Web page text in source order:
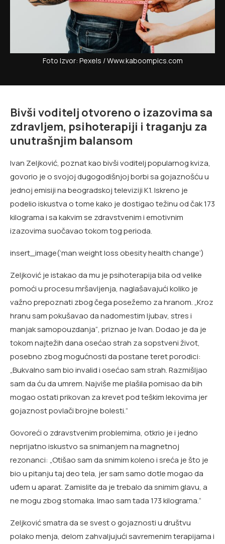
Foto Izvor: Pexels / Www.kaboompics.com
Bivši voditelj otvoreno o izazovima sa
zdravljem, psihoterapiji i traganju za
unutrašnjim balansom
Ivan Zeljković, poznat kao bivši voditelj popularnog kviza,
govorio je o svojoj dugogodišnjoj borbi sa gojaznošću u
jednoj emisiji na beogradskoj televiziji K1. Iskreno je
podelio iskustva o tome kako je dostigao težinu od čak 173
kilograma i sa kakvim se zdravstvenim i emotivnim
izazovima suočavao tokom tog perioda.
insert_image(‘man weight loss obesity health change’)
Zeljković je istakao da mu je psihoterapija bila od velike
pomoći u procesu mršavljenja, naglašavajući koliko je
važno prepoznati zbog čega posežemo za hranom. „Kroz
hranu sam pokušavao da nadomestim ljubav, stres i
manjak samopouzdanja“, priznao je Ivan. Dodao je da je
tokom najtežih dana osećao strah za sopstveni život,
posebno zbog mogućnosti da postane teret porodici:
„Bukvalno sam bio invalid i osećao sam strah. Razmišljao
sam da ću da umrem. Najviše me plašila pomisao da bih
mogao ostati prikovan za krevet pod teškim lekovima jer
gojaznost povlači brojne bolesti.“
Govoreći o zdravstvenim problemima, otkrio je i jedno
neprijatno iskustvo sa snimanjem na magnetnoj
rezonanci: „Otišao sam da snimim koleno i sreća je što je
bio u pitanju taj deo tela, jer sam samo dotle mogao da
uđem u aparat. Zamislite da je trebalo da snimim glavu, a
ne mogu zbog stomaka. Imao sam tada 173 kilograma.“
Zeljković smatra da se svest o gojaznosti u društvu
polako menja, delom zahvaljujući savremenim terapijama i